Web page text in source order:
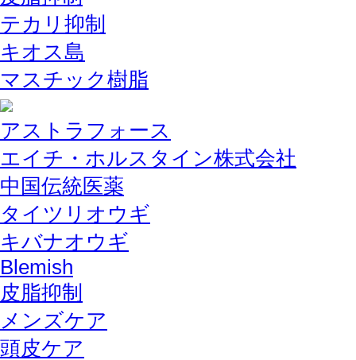
テカリ抑制
キオス島
マスチック樹脂
アストラフォース
エイチ・ホルスタイン株式会社
中国伝統医薬
タイツリオウギ
キバナオウギ
Blemish
皮脂抑制
メンズケア
頭皮ケア